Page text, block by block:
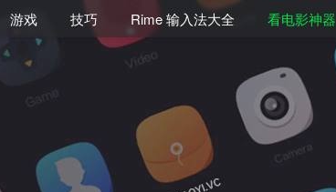
游戏 技巧 Rime 输入法大全 看电影神器